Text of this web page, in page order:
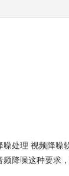
噪处理 视频降噪
频降噪这种要求